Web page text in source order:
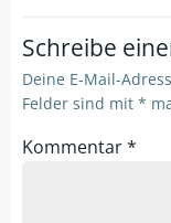
Schreibe
Deine E-Mail-
Felder sind mit *
Kommentar*